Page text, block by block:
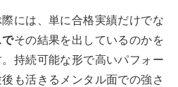
には、単に合格実績だけでな
その結果を出しているのかを
持続可能な形で高いパフォー
も活きるメンタル面での強さ